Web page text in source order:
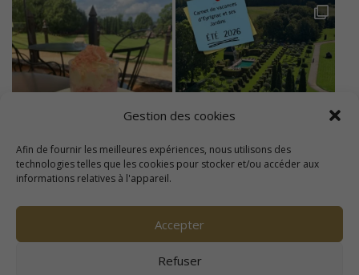
Gestion des cookies
Afin de fournir les meilleures expériences, nous utilisons des
technologies telles que les cookies pour stocker et/ou accéder aux
informations relatives à l'appareil.
Accepter
Refuser